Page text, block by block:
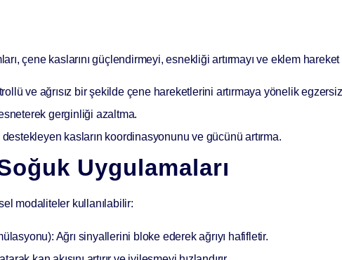
çene kaslarını güçlendirmeyi, esnekliği artırmayı ve eklem hareket
ve ağrısız bir şekilde çene hareketlerini artırmaya yönelik
gerginliği azaltma.
kasların koordinasyonunu ve gücünü artırma.
Uygulamaları
modaliteler kullanılabilir:
Ağrı sinyallerini bloke ederek ağrıyı hafifletir.